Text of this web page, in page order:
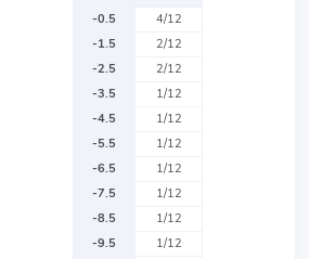
-0.5
4/12
-1.5
2/12
-2.5
2/12
-3.5
1/12
-4.5
1/12
-5.5
1/12
-6.5
1/12
-7.5
1/12
-8.5
1/12
-9.5
1/12